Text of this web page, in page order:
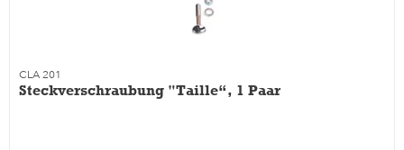
CLA 201
Steckverschraubung "Taille“, 1 Paar